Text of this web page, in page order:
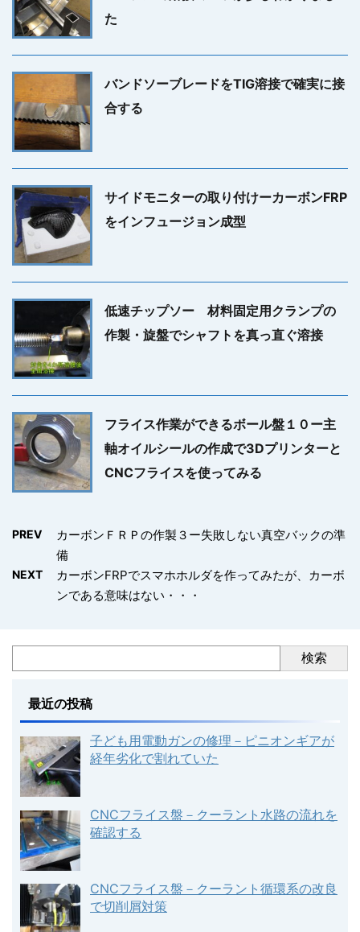
た
バンドソーブレードをTIG溶接で確実に接
合する
サイドモニターの取り付けーカーボンFRP
をインフュージョン成型
低速チップソー 材料固定用クランプの
作製・旋盤でシャフトを真っ直ぐ溶接
フライス作業ができるボール盤１０ー主
軸オイルシールの作成で3Dプリンターと
CNCフライスを使ってみる
PREV
カーボンＦＲＰの作製３ー失敗しない真空バックの準
備
NEXT
カーボンFRPでスマホホルダを作ってみたが、カーボ
ンである意味はない・・・
検索
最近の投稿
子ども用電動ガンの修理－ピニオンギアが
経年劣化で割れていた
CNCフライス盤－クーラント水路の流れを
確認する
CNCフライス盤－クーラント循環系の改良
で切削屑対策